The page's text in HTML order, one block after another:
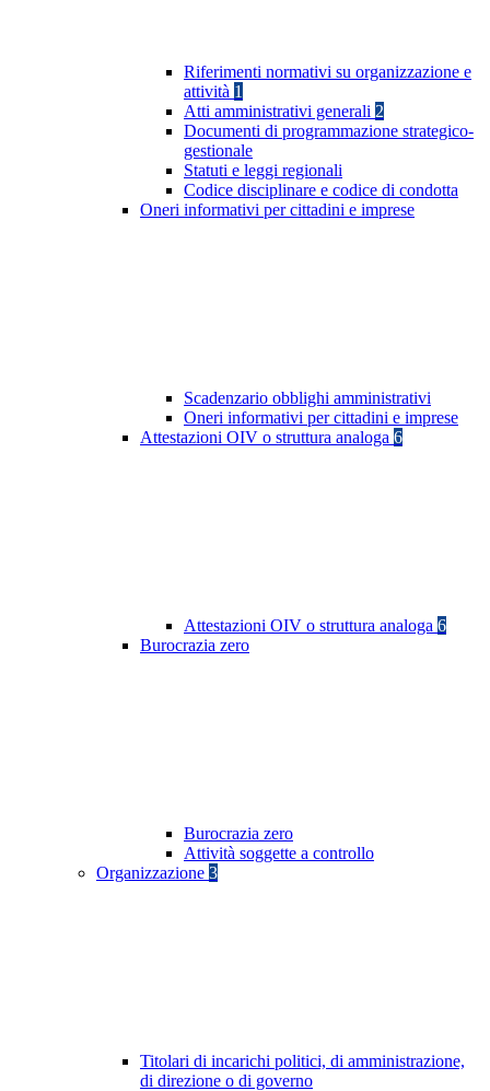
Riferimenti normativi su organizzazione e
attività 1
Atti amministrativi generali 2
Documenti di programmazione strategico-
gestionale
Statuti e leggi regionali
Codice disciplinare e codice di condotta
Oneri informativi per cittadini e imprese
Scadenzario obblighi amministrativi
Oneri informativi per cittadini e imprese
Attestazioni OIV o struttura analoga 6
Attestazioni OIV o struttura analoga 6
Burocrazia zero
Burocrazia zero
Attività soggette a controllo
Organizzazione 3
Titolari di incarichi politici, di amministrazione,
di direzione o di governo